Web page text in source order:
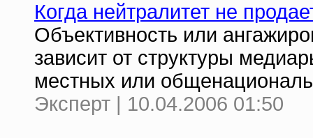
Когда нейтралитет не
Объективность или
зависит от структуры
местных или
Эксперт | 10.04.2006 01:50